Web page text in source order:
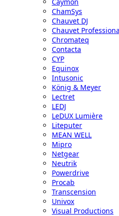
ChamSys
Chauvet DJ
Chauvet
Chromateq
Contacta
CYP
Equinox
Intusonic
König & Meyer
Lectret
LEDJ
LeDUX Lumière
Liteputer
MEAN WELL
Mipro
Netgear
Neutrik
Powerdrive
Procab
Transcension
Univox
Visual Productions